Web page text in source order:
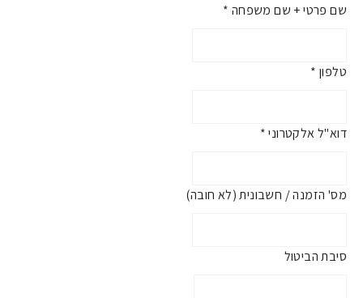
שם פרטי + שם משפחה *
טלפון *
דוא"ל אלקטרוני *
מס' הזמנה / חשבונית (לא חובה)
סיבת הביטול